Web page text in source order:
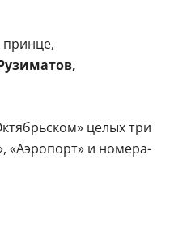
целых три
«Аэропорт» и номера-